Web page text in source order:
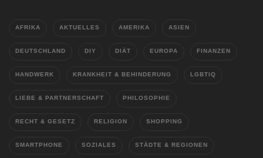
AFRIKA AKTUELLES AMERIKA ASIEN
DEUTSCHLAND DIY DIÄT EUROPA FINANZEN
HANDWERK KRANKHEIT & BEHINDERUNG LGBTIQ
LIEBE & PARTNERSCHAFT PHILOSOPHIE
RECHT & GESETZ RELIGION SHOPPING
SMARTPHONE SOZIALES STÄDTE & REGIONEN